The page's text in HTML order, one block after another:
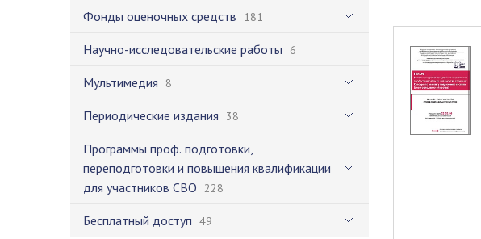
Фонды оценочных средств 181
Научно-исследовательские работы 6
Мультимедия 8
Периодические издания 38
Программы проф. подготовки,
переподготовки и повышения квалификации
для участников СВО 228
Бесплатный доступ 49